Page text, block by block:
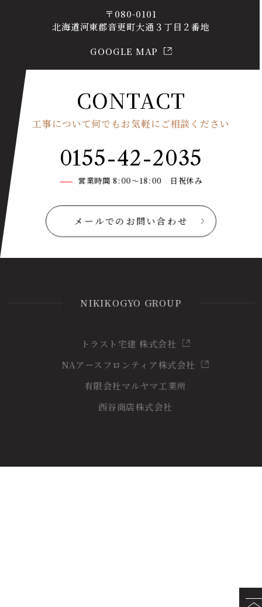
〒080-0101
北海道河東郡音更町大通３丁目２番地
GOOGLE MAP
CONTACT
工事について何でもお気軽にご相談ください
0155-42-2035
営業時間 8:00〜18:00 日祝休み
メールでのお問い合わせ
NAアースフロンティア株式会社
有限会社マルヤマ工業所
西谷商店株式会社